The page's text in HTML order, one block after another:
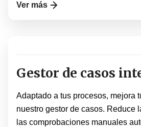
Ver más
Gestor de casos
Adaptado a tus procesos, mejora
nuestro gestor de casos. Reduce
las comprobaciones manuales